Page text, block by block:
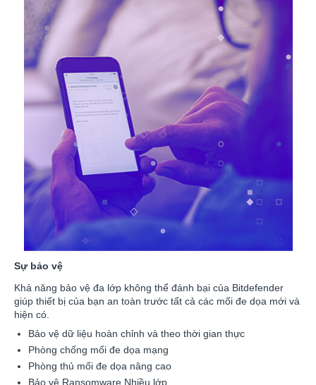
Sự bảo vệ
Khả năng bảo vệ đa lớp không thể đánh bại của Bitdefender
giúp thiết bị của bạn an toàn trước tất cả các mối đe dọa mới và
hiện có.
Bảo vệ dữ liệu hoàn chỉnh và theo thời gian thực
Phòng chống mối đe dọa mạng
Phòng thủ mối đe dọa nâng cao
Bảo vệ Ransomware Nhiều lớp